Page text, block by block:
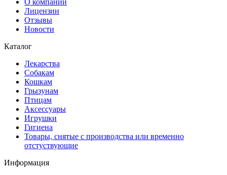
О компании
Лицензии
Отзывы
Новости
Каталог
Лекарства
Собакам
Кошкам
Грызунам
Птицам
Аксессуары
Игрушки
Гигиена
Товары, снятые с производства или временно
отстуствующие
Информация